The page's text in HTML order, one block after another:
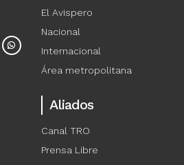
El Avispero
Nacional
Internacional
Área metropolitana
Aliados
Canal TRO
Prensa Libre